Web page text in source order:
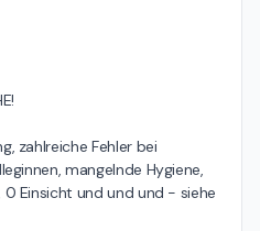
In diesem Fall haben wir
für die
gehabt, sodass nicht nur bei
diesem Fall der Kundin die
aber fühlte, dass sie
ich hierbei ignorieren,
so zu sein, wenn wir uns
verstehen Sie uns, dass
zahlreiche Fehler bei
mangelnde Hygiene,
0 Einsicht und und und - siehe